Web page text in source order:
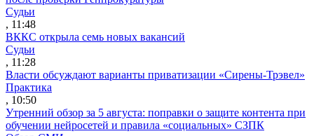
Судьи
, 11:48
ВККС открыла семь новых вакансий
Судьи
, 11:28
Власти обсуждают варианты приватизации «Сирены-Трэвел»
Практика
, 10:50
Утренний обзор за 5 августа: поправки о защите контента при
обучении нейросетей и правила «социальных» СЗПК